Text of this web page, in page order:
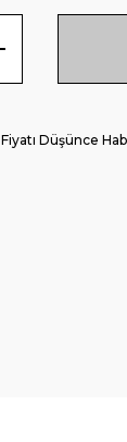
Fiyatı Düşünce